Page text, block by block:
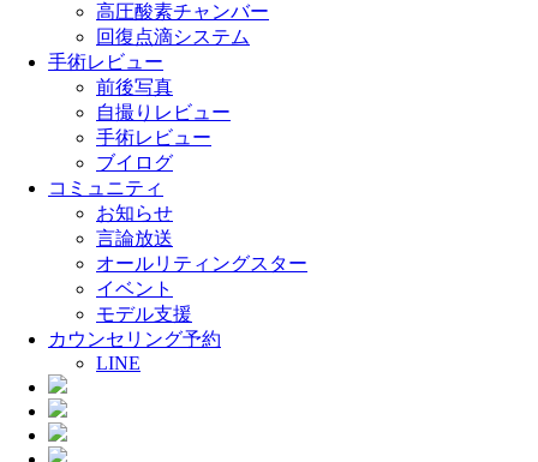
高圧酸素チャンバー
回復点滴システム
手術レビュー
前後写真
自撮りレビュー
手術レビュー
ブイログ
コミュニティ
お知らせ
言論放送
オールリティングスター
イベント
モデル支援
カウンセリング予約
LINE